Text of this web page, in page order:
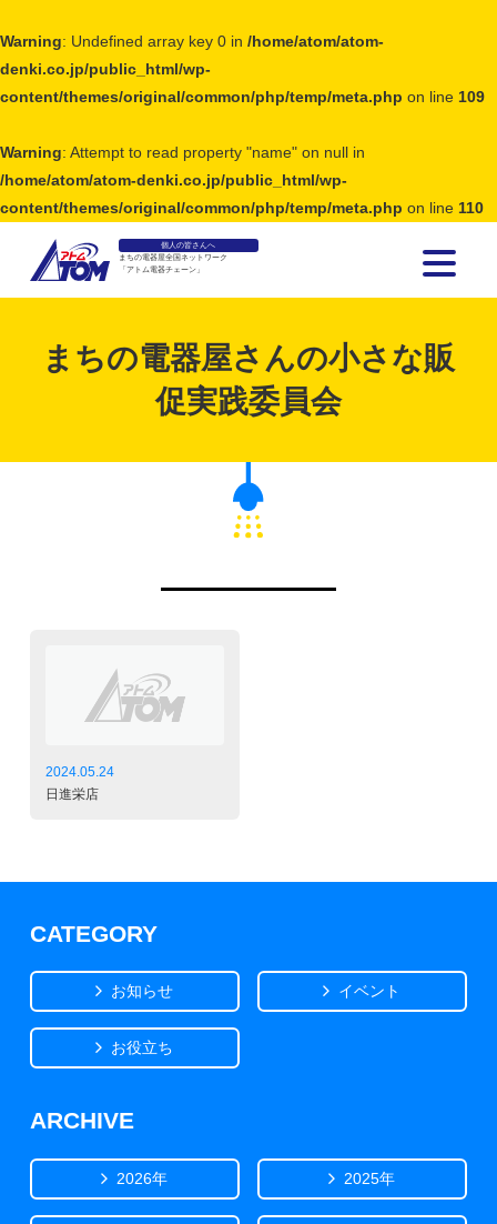
Warning: Undefined array key 0 in /home/atom/atom-
denki.co.jp/public_html/wp-
content/themes/original/common/php/temp/meta.php on line 109
Warning: Attempt to read property "name" on null in
/home/atom/atom-denki.co.jp/public_html/wp-
content/themes/original/common/php/temp/meta.php on line 110
アトム電器チェーン
個人の皆さんへ
まちの電器屋全国ネットワーク
「アトム電器チェーン」
まちの電器屋さんの小さな販
促実践委員会
2024.05.24
日進栄店
CATEGORY
お知らせ イベント
お役立ち
ARCHIVE
2026年 2025年